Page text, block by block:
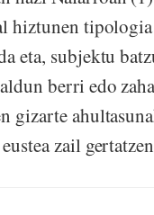
hiztunen
eta, subjektu
berri edo
gizarte
zail